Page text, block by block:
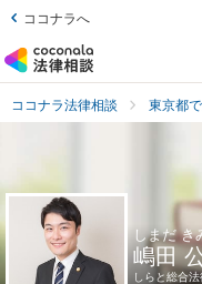
ココナラへ
ココナラ法律相談 東京都
しまだ き
嶋田
しらと総合